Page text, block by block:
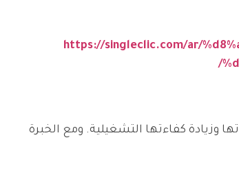
https://singleclic.com/ar/
وزيادة كفاءتها التشغيلية. ومع الخبرة